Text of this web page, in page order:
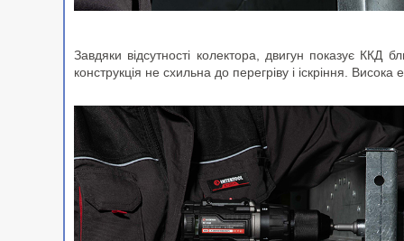
Завдяки відсутності колектора, двигун показує
конструкція не схильна до перегріву і іскріння.